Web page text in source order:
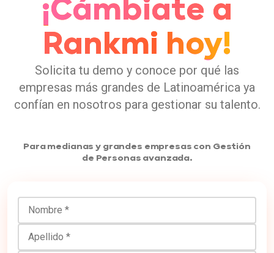
¡Cámbiate a
Rankmi hoy!
Solicita tu demo y conoce por qué las
empresas más grandes de Latinoamérica ya
confían en nosotros para gestionar su talento.
Para medianas y grandes empresas con Gestión
de Personas avanzada.
Nombre
Apellido